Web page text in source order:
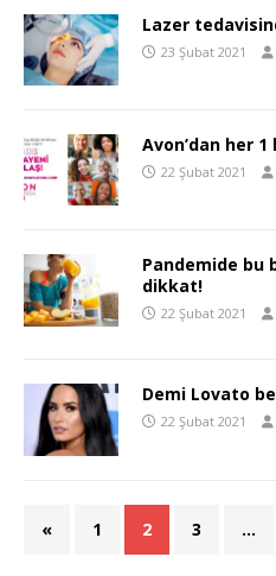
Lazer
23 Şubat 2021
Avon’dan her
22 Şubat 2021
Pandemide bu
dikkat!
22 Şubat 2021
Demi Lovato
22 Şubat 2021
« 1 2 3 …